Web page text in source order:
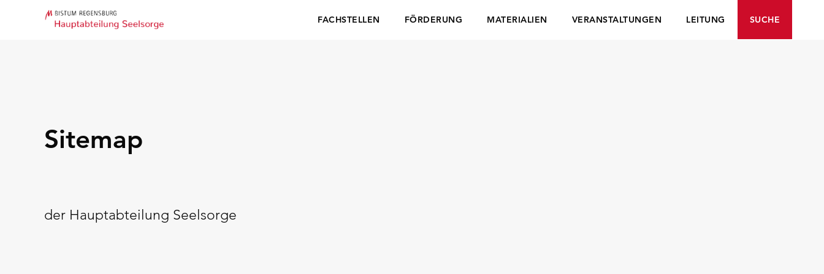
FACHSTELLEN FÖRDERUNG MATERIALIEN VERANSTALTUNGEN LEITUNG SUCHE
Sitemap
der Hauptabteilung Seelsorge